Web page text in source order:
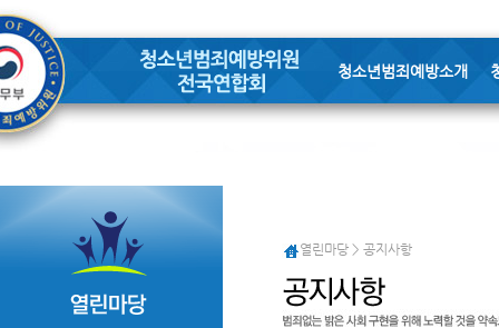
청소년범죄예방소개
열린마당 > 공지사항